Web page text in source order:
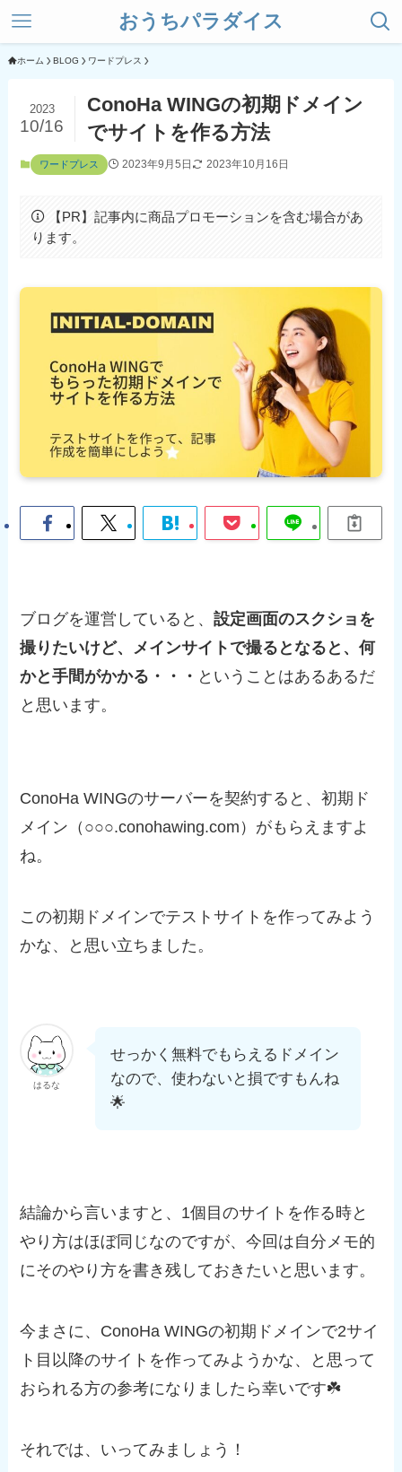
おうちパラダイス
ホーム BLOG ワードプレス
ConoHa WINGの初期ドメイン
でサイトを作る方法
2023
10/16
ワードプレス 2023年9月5日 2023年10月16日
【PR】記事内に商品プロモーションを含む場合があ
ります。
ブログを運営していると、設定画面のスクショを
撮りたいけど、メインサイトで撮るとなると、何
かと手間がかかる・・・ ということはあるあるだ
と思います。
ConoHa WINGのサーバーを契約すると、初期ド
メイン（○○○.conohawing.com）がもらえますよ
ね。
この初期ドメインでテストサイトを作ってみよう
かな、と思い立ちました。
はるな
せっかく無料でもらえるドメイン
なので、使わないと損ですもんね
🌟
結論から言いますと、1個目のサイトを作る時と
やり方はほぼ同じなのですが、今回は自分メモ的
にそのやり方を書き残しておきたいと思います。
今まさに、ConoHa WINGの初期ドメインで2サイ
ト目以降のサイトを作ってみようかな、と思って
おられる方の参考になりましたら幸いです☘️
それでは、いってみましょう！